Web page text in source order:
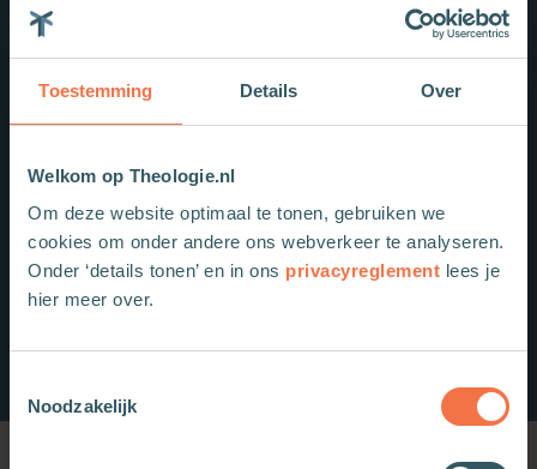
Toestemming Details Over
Welkom op Theologie.nl
Om deze website optimaal te tonen, gebruiken we
cookies om onder andere ons webverkeer te analyseren.
Onder ‘details tonen’ en in ons privacyreglement lees je
hier meer over.
Noodzakelijk